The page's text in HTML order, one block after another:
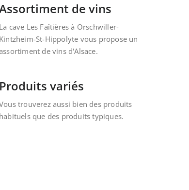
de vins
La cave Les Faîtières à Orschwiller-
Kintzheim-St-Hippolyte vous propose un
de vins d'Alsace.
Produits variés
trouverez aussi bien des produits
habituels que des produits typiques.